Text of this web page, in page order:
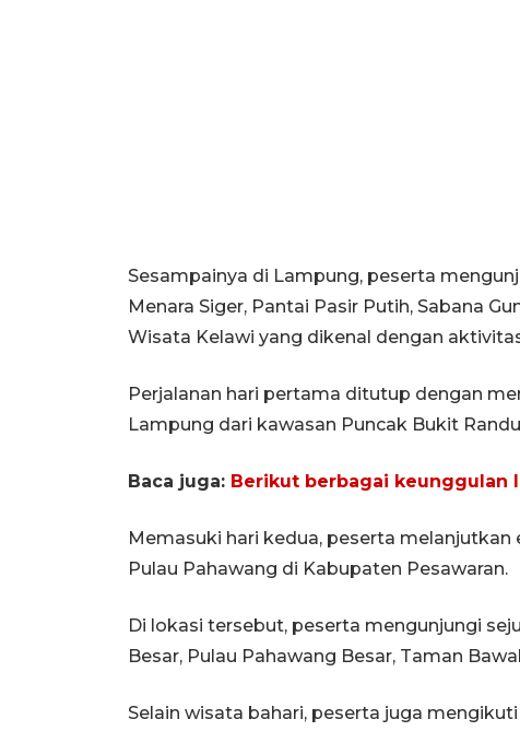
Sesampainya di Lampung, peserta
Menara Siger, Pantai Pasir Putih, Sabana
Wisata Kelawi yang dikenal dengan
Perjalanan hari pertama ditutup dengan
Lampung dari kawasan Puncak Bukit
Baca juga: Berikut berbagai keunggulan
Memasuki hari kedua, peserta
Pulau Pahawang di Kabupaten Pesawaran.
Di lokasi tersebut, peserta mengunjungi
Besar, Pulau Pahawang Besar, Taman
Selain wisata bahari, peserta juga